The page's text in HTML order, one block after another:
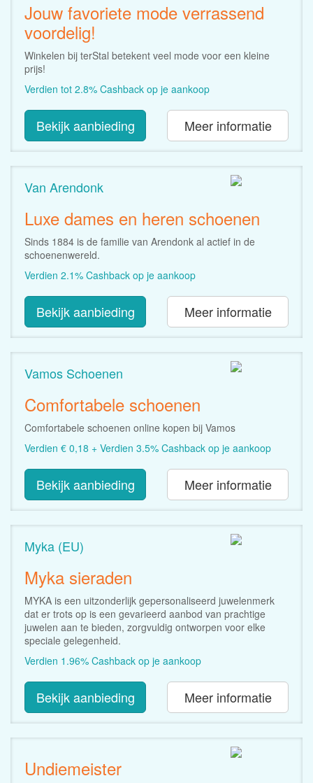
Jouw favoriete mode verrassend
voordelig!
Winkelen bij terStal betekent veel mode voor een kleine
prijs!
Verdien tot 2.8% Cashback op je aankoop
Bekijk aanbieding Meer informatie
Van Arendonk
Luxe dames en heren schoenen
Sinds 1884 is de familie van Arendonk al actief in de
schoenenwereld.
Verdien 2.1% Cashback op je aankoop
Bekijk aanbieding Meer informatie
Vamos Schoenen
Comfortabele schoenen
Comfortabele schoenen online kopen bij Vamos
Verdien € 0,18 + Verdien 3.5% Cashback op je aankoop
Bekijk aanbieding Meer informatie
Myka (EU)
Myka sieraden
MYKA is een uitzonderlijk gepersonaliseerd juwelenmerk
dat er trots op is een gevarieerd aanbod van prachtige
juwelen aan te bieden, zorgvuldig ontworpen voor elke
speciale gelegenheid.
Verdien 1.96% Cashback op je aankoop
Bekijk aanbieding Meer informatie
Undiemeister